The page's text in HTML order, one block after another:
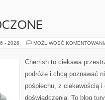
- 2026 MOŻLIWOŚĆ
Cherrish to ciekawa
podróże i chcą poznawać
pośpiechu, z ciekawością i
doświadczenia. To blog